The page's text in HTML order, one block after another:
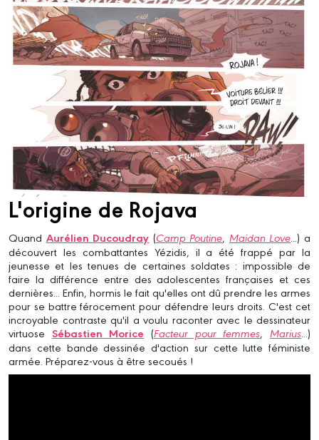
L'origine de Rojava
Quand Aurélien Ducoudray (Camp Poutine, Maidan Love ...) a
découvert les combattantes Yézidis, il a été frappé par la
jeunesse et les tenues de certaines soldates : impossible de
faire la différence entre des adolescentes françaises et ces
dernières... Enfin, hormis le fait qu'elles ont dû prendre les armes
pour se battre férocement pour défendre leurs droits. C'est cet
incroyable contraste qu'il a voulu raconter avec le dessinateur
virtuose Sébastien Morice (Facteur pour femmes, Marius ...)
dans cette bande dessinée d'action sur cette lutte féministe
armée. Préparez-vous à être secoués !